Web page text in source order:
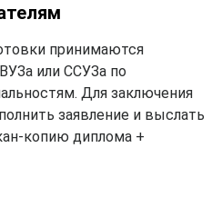
принимаются
или ССУЗа по
Для заключения
заявление и выслать
копию диплома +